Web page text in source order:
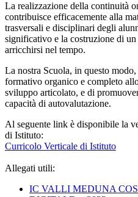
La realizzazione della continuità
contribuisce efficacemente alla
trasversali e disciplinari degli
significativo e la costruzione di un
arricchirsi nel tempo.
La nostra Scuola, in questo
formativo organico e completo
sviluppo articolato, e di
capacità di autovalutazione.
Al seguente link è disponibile la
di Istituto:
Curricolo Verticale di Istituto
Allegati utili:
IC VALLI MEDUNA